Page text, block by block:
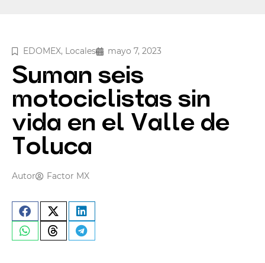
EDOMEX, Locales mayo 7, 2023
Suman seis
motociclistas sin
vida en el Valle de
Toluca
Autor Factor MX